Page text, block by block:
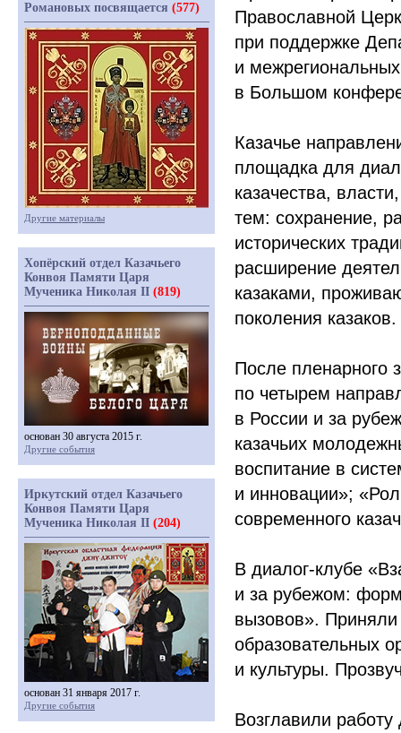
Православной
при поддержке
и
в Большом
Казачье
площадка для
казачества,
тем: сохранение,
исторических
расширение
казаками,
поколения казаков.
После пленарного
по четырем
в России и за
казачьих
воспитание в
и инновации»;
современного
В диалог-клубе
и за рубежом:
вызовов». Приняли
образовательных
и культуры.
Возглавили
Романовых посвящается (577)
Другие материалы
Хопёрский отдел Казачьего
Конвоя Памяти Царя
Мученика Николая II (819)
основан 30 августа 2015 г.
Другие события
Иркутский отдел Казачьего
Конвоя Памяти Царя
Мученика Николая II (204)
основан 31 января 2017 г.
Другие события